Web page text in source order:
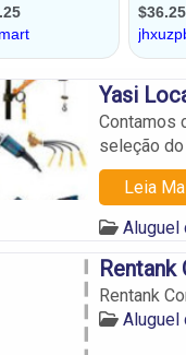
Yasi
Contamos
seleção
Leia
Aluguel
Rentank
Aluguel